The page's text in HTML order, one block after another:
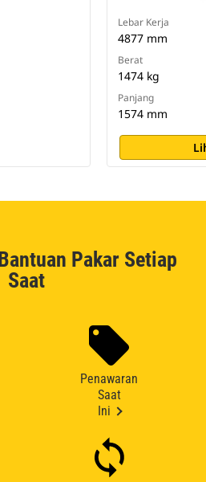
Lebar Kerja
4877 mm
Berat
1474 kg
Panjang
1574 mm
Pakar Setiap
Saat
Penawaran
Saat
Ini